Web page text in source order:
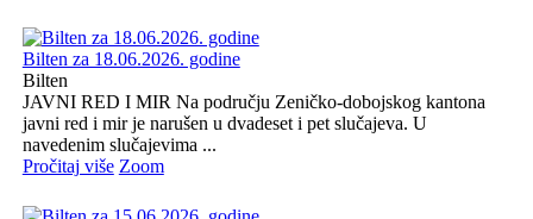
Bilten za 18.06.2026. godine
Bilten
JAVNI RED I MIR Na području Zeničko-dobojskog kantona
javni red i mir je narušen u dvadeset i pet slučajeva. U
navedenim slučajevima ...
Pročitaj više Zoom